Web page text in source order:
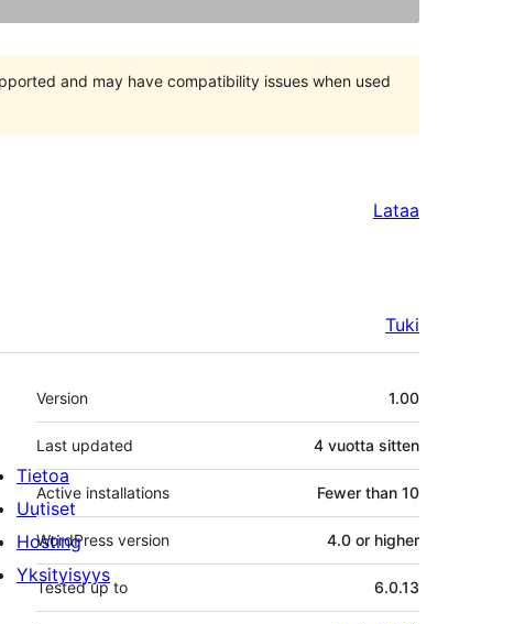
and may have compatibility issues when used
Lataa
Tuki
Metatiedot
Version 1.00
Last updated 4 vuotta sitten
Active installations Fewer than 10
WordPress version 4.0 or higher
Tested up to 6.0.13
Tietoa
Uutiset
Hosting
Yksityisyys